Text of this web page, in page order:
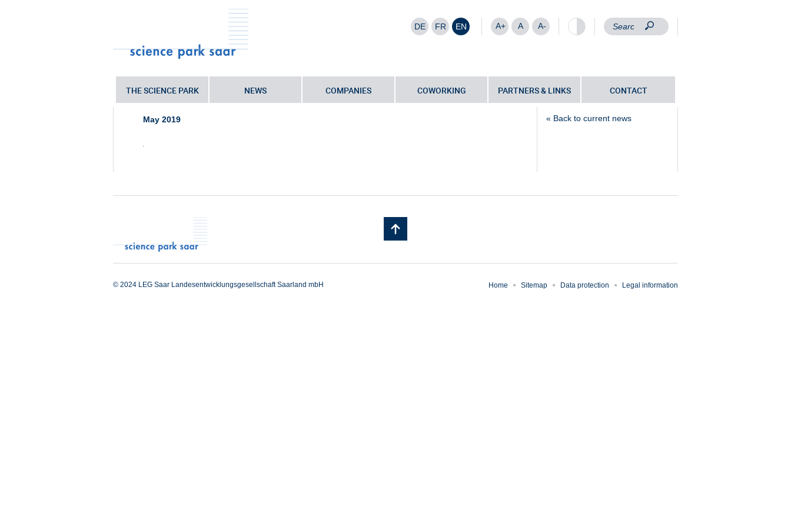
DE FR EN A+ A A-
THE SCIENCE PARK NEWS COMPANIES COWORKING PARTNERS & LINKS CONTACT
Sie sind hier: Startseite 1905_LogistikDialog_1
May 2019 « Back to current news
© 2024 LEG Saar Landesentwicklungsgesellschaft Saarland mbH Home Sitemap Data protection Legal information